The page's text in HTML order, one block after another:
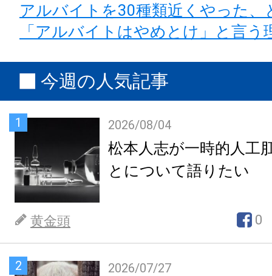
アルバイトを30種類近くやった、
「アルバイトはやめとけ」と言う
今週の人気記事
1 2026/08/04
松本人志が一時的人工
とについて語りたい
黄金頭 0
2 2026/07/27